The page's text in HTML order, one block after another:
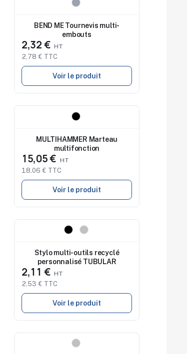
BEND ME Tournevis multi-
embouts
2,32 €
2,78 € TTC
Voir le produit
MULTIHAMMER Marteau
multifonction
15,05 €
18,06 € TTC
Voir le produit
Stylo multi-outils recyclé
personnalisé TUBULAR
2,11 €
2,53 € TTC
Voir le produit